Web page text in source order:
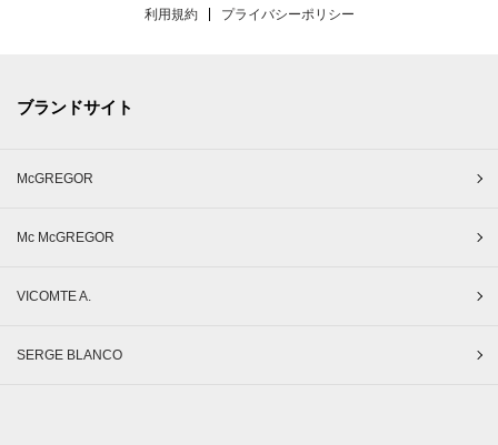
利用規約 プライバシーポリシー
ブランドサイト
McGREGOR
Mc McGREGOR
VICOMTE A.
SERGE BLANCO